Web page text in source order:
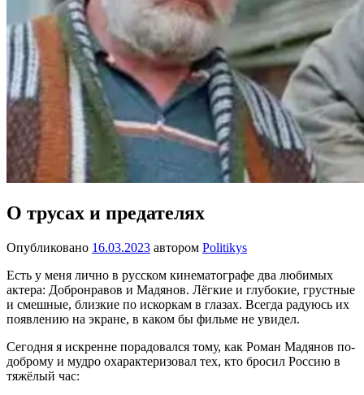
О трусах и предателях
Опубликовано 16.03.2023 автором Politikys
Есть у меня лично в русском кинематографе два любимых
актера: Добронравов и Мадянов. Лёгкие и глубокие, грустные
и смешные, близкие по искоркам в глазах. Всегда радуюсь их
появлению на экране, в каком бы фильме не увидел.
Сегодня я искренне порадовался тому, как Роман Мадянов по-
доброму и мудро охарактеризовал тех, кто бросил Россию в
тяжёлый час: